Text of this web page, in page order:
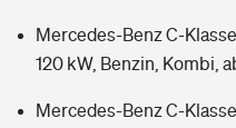
Mercedes-Benz C-
120 kW, Benzin, Kombi,
Mercedes-Benz C-